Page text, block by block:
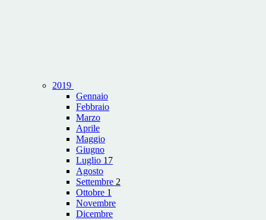
2019
Gennaio
Febbraio
Marzo
Aprile
Maggio
Giugno
Luglio 17
Agosto
Settembre 2
Ottobre 1
Novembre
Dicembre